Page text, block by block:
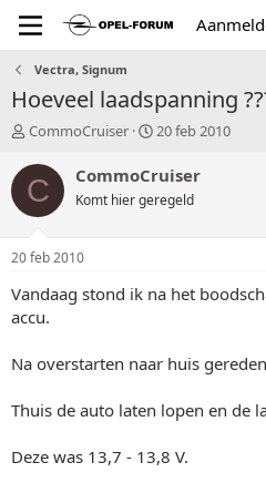
Vectra, Signum
Hoeveel laadspanning
T
p
i
t
a
r
e
CommoCruiser
S
a
t
u
20 feb 2010
C CommoCruiser
Komt hier geregeld
20 feb 2010
Vandaag stond ik na het
accu.
Na overstarten naar huis
Thuis de auto laten lopen en de
Deze was 13,7 - 13,8 V.